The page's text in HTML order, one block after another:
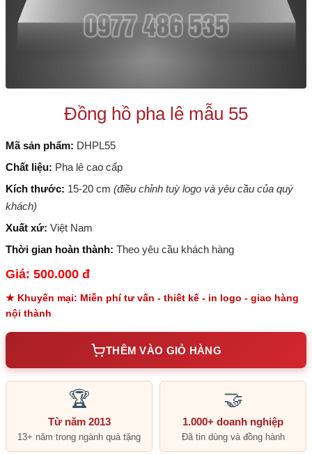
Đồng hồ pha lê mẫu 55
Mã sản phẩm: DHPL55
Chất liệu: Pha lê cao cấp
Kích thước: 15-20 cm (điều chỉnh tuỳ logo và yêu cầu của quý
khách)
Xuất xứ: Việt Nam
Thời gian hoàn thành: Theo yêu cầu khách hàng
Giá: 500.000 đ
★ Khuyến mại: Miễn phí tư vấn - thiết kế - in logo - giao hàng
nội thành
THÊM VÀO GIỎ HÀNG
🏆
Từ năm 2013
13+ năm trong ngành quà tặng
🤝
1.000+ doanh nghiệp
Đã tin dùng và đồng hành